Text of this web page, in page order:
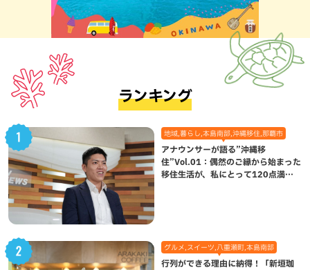
ランキング
地域,暮らし,本島南部,沖縄移住,那覇市
アナウンサーが語る”沖縄移
住”Vol.01：偶然のご縁から始まった
移住生活が、私にとって120点満点
グルメ,スイーツ,八重瀬町,本島南部
行列ができる理由に納得！「新垣珈